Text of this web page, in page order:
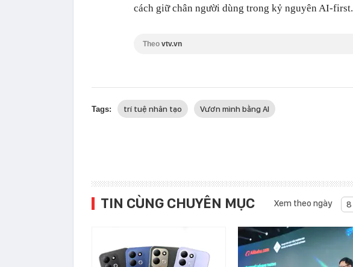
cách giữ chân người dùng trong kỷ nguyên AI-first.
Theo vtv.vn
Tags: trí tuệ nhân tạo Vươn mình bằng AI
TIN CÙNG CHUYÊN MỤC Xem theo ngày 8